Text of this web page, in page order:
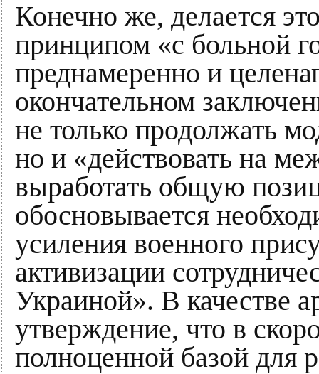
Конечно же, делается
принципом «с больной
преднамеренно и
окончательном
не только продолжать
но и «действовать на
выработать общую
обосновывается
усиления военного
активизации
Украиной». В качестве
утверждение, что в
полноценной базой для